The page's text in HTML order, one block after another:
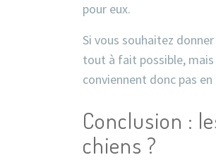
pour eux.
Si vous souhaitez
tout à fait possible,
conviennent donc pas
Conclusion :
chiens ?